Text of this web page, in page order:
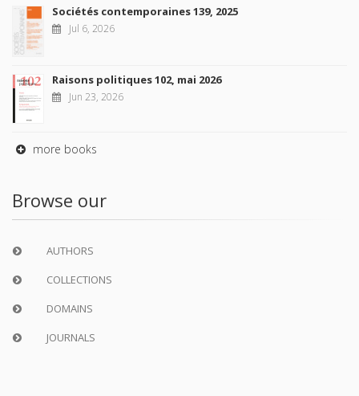
Sociétés contemporaines 139, 2025
Jul 6, 2026
Raisons politiques 102, mai 2026
Jun 23, 2026
more books
Browse our
AUTHORS
COLLECTIONS
DOMAINS
JOURNALS